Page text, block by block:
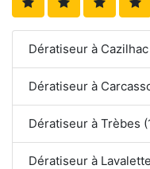
Dératiseur à Cazilhac
Dératiseur à
Dératiseur à Trèbes
Dératiseur à